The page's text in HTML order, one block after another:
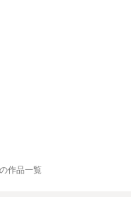
作品一覧